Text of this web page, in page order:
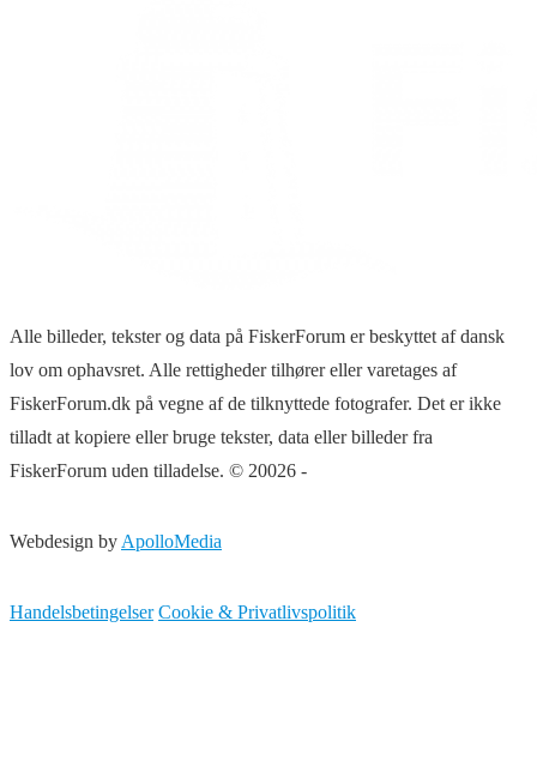
Alle billeder, tekster og data på FiskerForum er beskyttet af dansk
lov om ophavsret. Alle rettigheder tilhører eller varetages af
FiskerForum.dk på vegne af de tilknyttede fotografer. Det er ikke
tilladt at kopiere eller bruge tekster, data eller billeder fra
FiskerForum uden tilladelse. © 20026 -
Webdesign byApolloMedia
Handelsbetingelser Cookie & Privatlivspolitik